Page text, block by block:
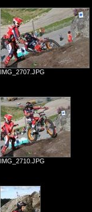
IMG_2707.JPG
IMG_2710.JPG